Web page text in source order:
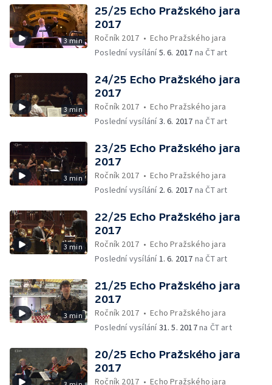
3 min
25/25 Echo Pražského jara
2017
Ročník 2017 •Echo Pražského jara
Poslední vysílání5. 6. 2017 na ČT art
3 min
24/25 Echo Pražského jara
2017
Ročník 2017 •Echo Pražského jara
Poslední vysílání3. 6. 2017 na ČT art
3 min
23/25 Echo Pražského jara
2017
Ročník 2017 •Echo Pražského jara
Poslední vysílání 2. 6. 2017 na ČT art
3 min
22/25 Echo Pražského jara
2017
Ročník 2017 •Echo Pražského jara
Poslední vysílání1. 6. 2017 na ČT art
3 min
21/25 Echo Pražského jara
2017
Ročník 2017 •Echo Pražského jara
Poslední vysílání31. 5. 2017na ČT art
20/25 Echo Pražského jara
2017
Ročník 2017 •Echo Pražského jara